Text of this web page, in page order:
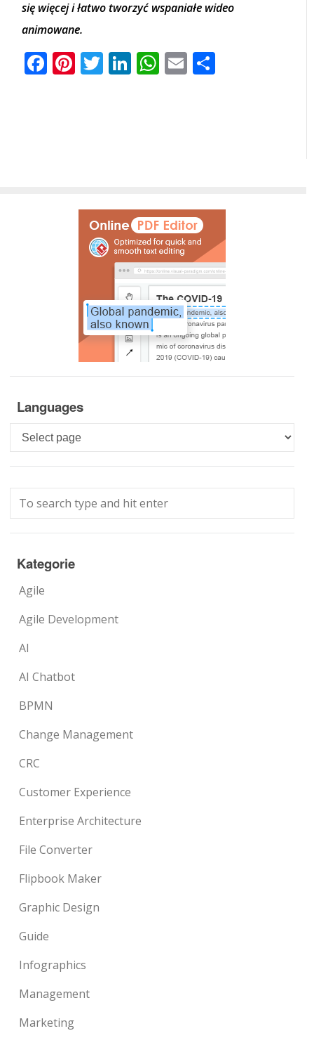
się więcej i łatwo tworzyć wspaniałe wideo
animowane.
Facebook
Pinterest
Twitter
LinkedIn
WhatsApp
Email
Languages
Languages
Kategorie
Agile
Agile Development
AI
AI Chatbot
BPMN
Change Management
CRC
Customer Experience
Enterprise Architecture
File Converter
Flipbook Maker
Graphic Design
Guide
Infographics
Management
Marketing